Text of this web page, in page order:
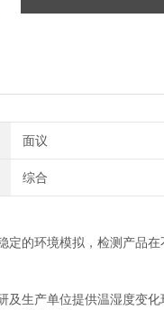
面议
综合
的环境模拟，检测产品
生产单位提供温湿度变化